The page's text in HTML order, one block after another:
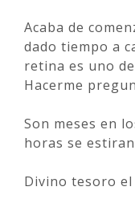
Acaba de
dado tiempo a
retina es uno
Hacerme
Son meses en
horas se
Divino tesoro